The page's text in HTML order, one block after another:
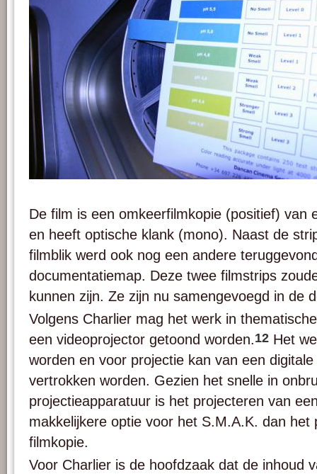
De film is een omkeerfilmkopie (positief) van
en heeft optische klank (mono). Naast de
filmblik werd ook nog een andere
documentatiemap. Deze twee filmstrips
kunnen zijn. Ze zijn nu samengevoegd in de
Volgens Charlier mag het werk in
een videoprojector getoond worden.12 Het
worden en voor projectie kan van een
vertrokken worden. Gezien het snelle in
projectieapparatuur is het projecteren van
makkelijkere optie voor het S.M.A.K. dan het
filmkopie.
Voor Charlier is de hoofdzaak dat de inhoud